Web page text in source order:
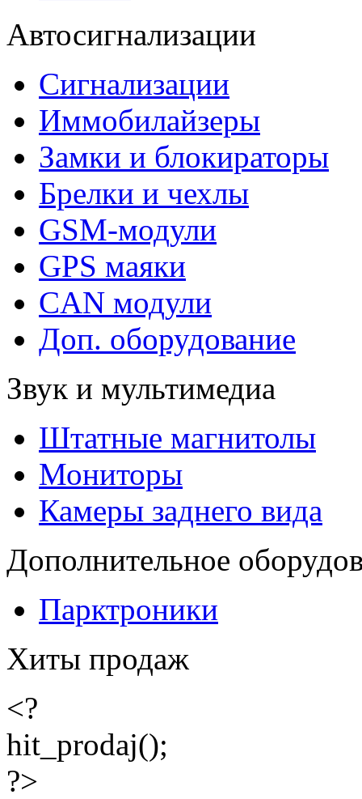
Автосигнализации
Сигнализации
Иммобилайзеры
Замки и блокираторы
Брелки и чехлы
GSM-модули
GPS маяки
CAN модули
Доп. оборудование
Звук и мультимедиа
Штатные магнитолы
Мониторы
Камеры заднего вида
Дополнительное
Парктроники
Хиты продаж
<?
hit_prodaj();
?>